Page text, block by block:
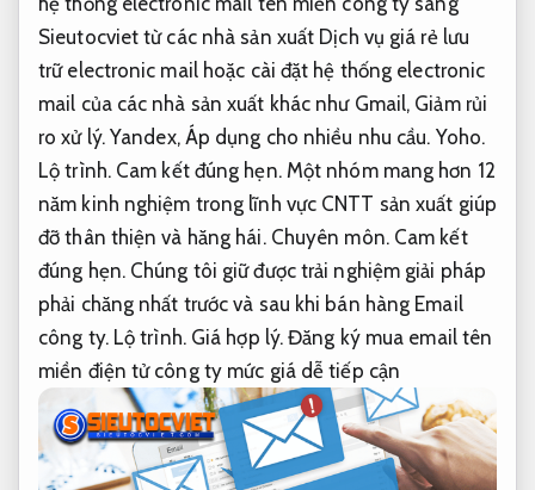
Sieutocviet từ các nhà sản xuất Dịch vụ giá rẻ lưu
trữ electronic mail hoặc cài đặt hệ thống electronic
mail của các nhà sản xuất khác như Gmail, Giảm rủi
ro xử lý.Yandex, Áp dụng cho nhiều nhu cầu. Yoho.
Lộ trình. Cam kết đúng hẹn.Một nhóm mang hơn 12
năm kinh nghiệm trong lĩnh vực CNTT sản xuất giúp
đỡ thân thiện và hăng hái. Chuyên môn. Cam kết
đúng hẹn.Chúng tôi giữ được trải nghiệm giải pháp
phải chăng nhất trước và sau khi bán hàng Email
công ty. Lộ trình. Giá hợp lý. Đăng ký mua email tên
miền điện tử công ty mức giá dễ tiếp cận